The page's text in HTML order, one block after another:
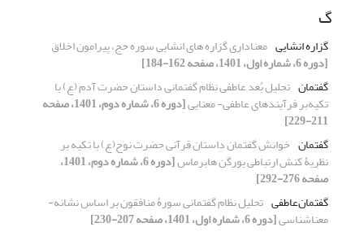
گ
گزاره انشایی معناداری گزاره های انشایی سوره حج، پیرامون اخلاق
[دوره 6، شماره اول، 1401، صفحه 162-184]
گفتمان تحلیل بُعد عاطفی نظام گفتمانی داستان حضرت آدم (ع) با
تکیه‌بر فرآیندهای عاطفی- معنایی [دوره 6، شماره دوم، 1401، صفحه
211-229]
گفتمان خوانش گفتمان داستان قرآنی حضرت نوح(ع) با تکیه بر
نظریۀ کنش ارتباطی یورگن هابرماس [دوره 6، شماره دوم، 1401،
صفحه 276-292]
گفتمان‌عاطفی تحلیل نظام گفتمانی سورۀ منافقون بر اساس نشانه-
معناشناسی[دوره 6، شماره اول، 1401، صفحه 207-230]